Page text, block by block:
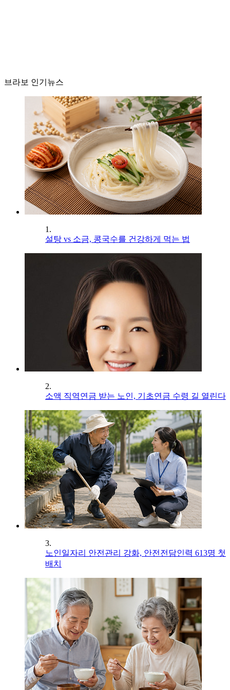
브라보 인기뉴스
1.
설탕 vs 소금, 콩국수를 건강하게 먹는 법
2.
소액 직역연금 받는 노인, 기초연금 수령 길 열린다
3.
노인일자리 안전관리 강화, 안전전담인력 613명 첫
배치